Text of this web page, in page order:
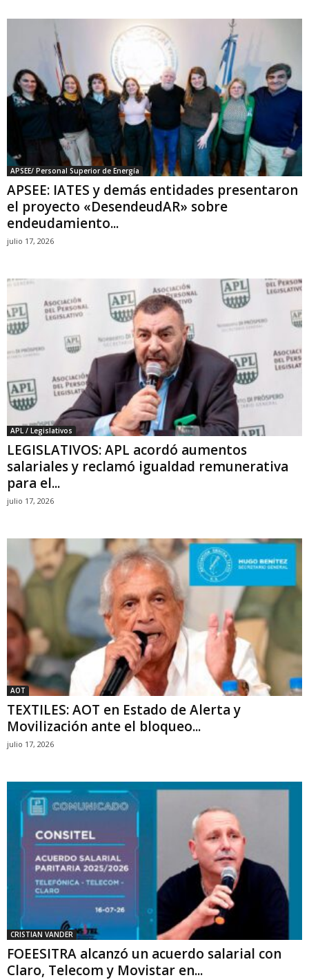
APSEE/ Personal Superior de Energía
APSEE: IATES y demás entidades presentaron
el proyecto «DesendeudAR» sobre
endeudamiento...
julio 17, 2026
APL / Legislativos
LEGISLATIVOS: APL acordó aumentos
salariales y reclamó igualdad remunerativa
para el...
julio 17, 2026
AOT
TEXTILES: AOT en Estado de Alerta y
Movilización ante el bloqueo...
julio 17, 2026
CRISTIAN VANDER
FOEESITRA alcanzó un acuerdo salarial con
Claro, Telecom y Movistar en...